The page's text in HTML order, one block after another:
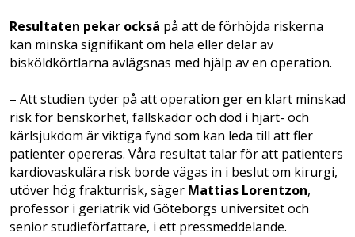
Resultaten pekar också på att de förhöjda riskerna
kan minska signifikant om hela eller delar av
bisköldkörtlarna avlägsnas med hjälp av en operation.
– Att studien tyder på att operation ger en klart minskad
risk för benskörhet, fallskador och död i hjärt- och
kärlsjukdom är viktiga fynd som kan leda till att fler
patienter opereras. Våra resultat talar för att patienters
kardiovaskulära risk borde vägas in i beslut om kirurgi,
utöver hög frakturrisk, säger Mattias Lorentzon,
professor i geriatrik vid Göteborgs universitet och
senior studieförfattare, i ett pressmeddelande.